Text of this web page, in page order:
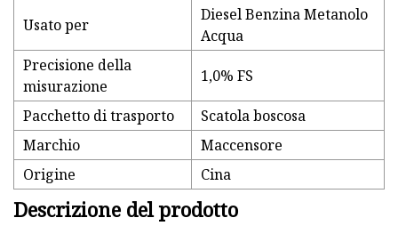
Usato per
Diesel Benzina Metanolo
Acqua
Precisione della
misurazione
1,0% FS
Pacchetto di trasporto
Scatola boscosa
Marchio
Maccensore
Origine
Cina
Descrizione del prodotto